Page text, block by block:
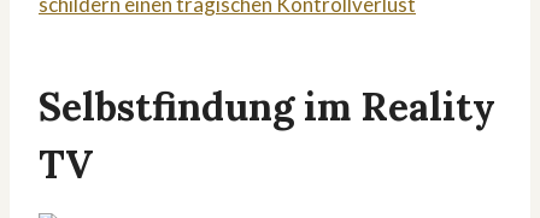
Selbstfindung im Reality
TV